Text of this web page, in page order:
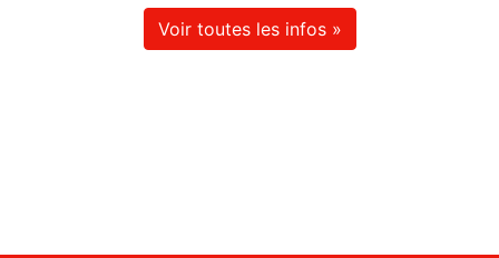
Voir toutes les infos »